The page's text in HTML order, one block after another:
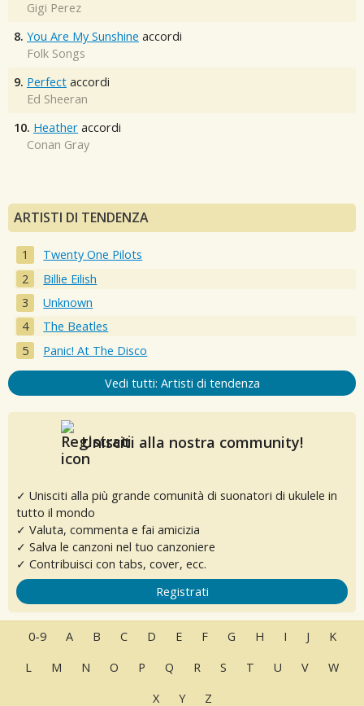
Gigi Perez
8. You Are My Sunshine accordi
Folk Songs
9. Perfect accordi
Ed Sheeran
10. Heather accordi
Conan Gray
ARTISTI DI TENDENZA
Twenty One Pilots
Billie Eilish
Unknown
The Beatles
Panic! At The Disco
Vedi tutti: Artisti di tendenza
Unisciti alla nostra community!
✓ Unisciti alla più grande comunità di suonatori di ukulele in
tutto il mondo
✓ Valuta, commenta e fai amicizia
✓ Salva le canzoni nel tuo canzoniere
✓ Contribuisci con tabs, cover, ecc.
Registrati
0-9 A B C D E F G H I J
K
L
M N O P Q R S T U V
W
X
Y Z